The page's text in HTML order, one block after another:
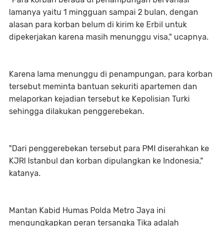
lamanya yaitu 1 mingguan sampai 2 bulan, dengan
alasan para korban belum di kirim ke Erbil untuk
dipekerjakan karena masih menunggu visa," ucapnya.
Karena lama menunggu di penampungan, para korban
tersebut meminta bantuan sekuriti apartemen dan
melaporkan kejadian tersebut ke Kepolisian Turki
sehingga dilakukan penggerebekan.
"Dari penggerebekan tersebut para PMI diserahkan ke
KJRI Istanbul dan korban dipulangkan ke Indonesia,"
katanya.
Mantan Kabid Humas Polda Metro Jaya ini
mengungkapkan peran tersangka Tika adalah